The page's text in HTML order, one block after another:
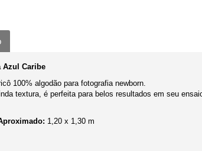
Azul Caribe
100% algodão para fotografia newborn.
textura, é perfeita para belos resultados em seu
1,20 x 1,30 m